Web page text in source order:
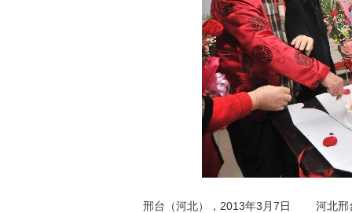
邢台（河北），2013年3月7日 河北邢